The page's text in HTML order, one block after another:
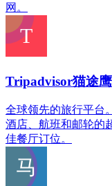
网。
Tripadvisor猫途鹰
全球领先的旅行平台
酒店、航班和邮轮的
佳餐厅订位。